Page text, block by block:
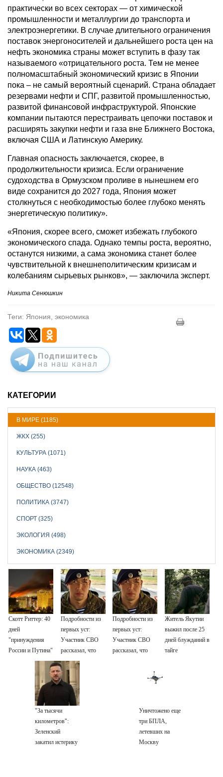
практически во всех секторах — от химической
промышленности и металлургии до транспорта и
электроэнергетики. В случае длительного ограничения
поставок энергоносителей и дальнейшего роста цен на
нефть экономика страны может вступить в фазу так
называемого «отрицательного роста. Тем не менее
полномасштабный экономический кризис в Японии
пока – не самый вероятный сценарий. Страна обладает
резервами нефти и СПГ, развитой промышленностью,
развитой финансовой инфраструктурой. Японские
компании пытаются перестраивать цепочки поставок и
расширять закупки нефти и газа вне Ближнего Востока,
включая США и Латинскую Америку.
Главная опасность заключается, скорее, в
продолжительности кризиса. Если ограничение
судоходства в Ормузском проливе в нынешнем его
виде сохранится до 2027 года, Япония может
столкнуться с необходимостью более глубоко менять
энергетическую политику».
«Япония, скорее всего, сможет избежать глубокого
экономического спада. Однако темпы роста, вероятно,
останутся низкими, а сама экономика станет более
чувствительной к внешнеполитическим кризисам и
колебаниям сырьевых рынков», — заключила эксперт.
Никита Сенюшкин
Теги: Япония, экономика
КАТЕГОРИИ
В МИРЕ (1185)
ЖКХ (255)
КУЛЬТУРА (1071)
НАУКА (463)
ОБЩЕСТВО (12548)
ПОЛИТИКА (3747)
СПОРТ (325)
ЭКОЛОГИЯ (498)
ЭКОНОМИКА (2349)
Скотт Риттер: 40
дней
"принуждения
России и Путина"
резко приблизили
крах режима
Подробности из
первых уст:
Участник СВО
рассказал, что
спасло его в
схватке с
медведем
Подробности из
первых уст:
Участник СВО
рассказал, что
Житель Якутии
выжил после 25
дней блужданий в
тайге
"За тысячи
километров":
Зеленский
закатил истерику
Уничтожено еще
три БПЛА,
летевших на
Москву